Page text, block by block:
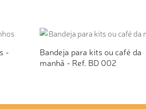
-
Bandeja para kits ou café da
manhã - Ref. BD 002